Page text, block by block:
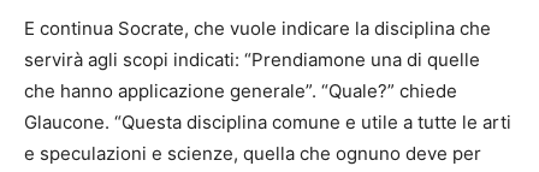
E continua Socrate, che vuole indicare la disciplina che
servirà agli scopi indicati: “Prendiamone una di quelle
che hanno applicazione generale”. “Quale?” chiede
Glaucone. “Questa disciplina comune e utile a tutte le arti
e speculazioni e scienze, quella che ognuno deve per